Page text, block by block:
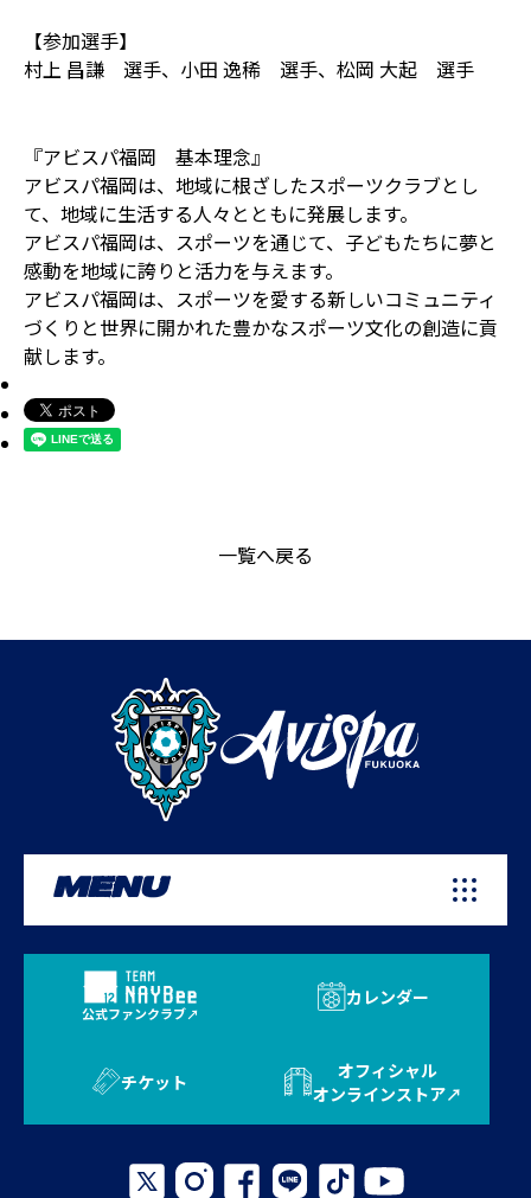
【参加選手】
村上 昌謙 選手、小田 逸稀 選手、松岡 大起 選手
『アビスパ福岡 基本理念』
アビスパ福岡は、地域に根ざしたスポーツクラブとし
て、地域に生活する人々とともに発展します。
アビスパ福岡は、スポーツを通じて、子どもたちに夢と
感動を地域に誇りと活力を与えます。
アビスパ福岡は、スポーツを愛する新しいコミュニティ
づくりと世界に開かれた豊かなスポーツ文化の創造に貢
献します。
一覧へ戻る
MENU
公式ファンクラブ
カレンダー
チケット
オフィシャル
オンラインストア